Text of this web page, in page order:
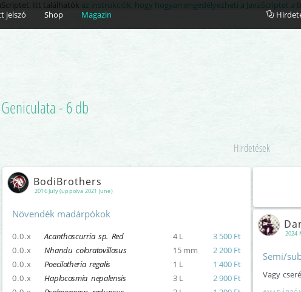
Itt találhatók az instrukciók, hogy hogyan engedélyezheti a JavaScriptet a
jelszó Shop Magazin
Geniculata - 6 db
Hirdetések
2016 July (uppolva 2021 June)
BodiBrothers
Növendék madárpókok
0.0.x Acanthoscurria sp. Red 4 L
3 500 Ft
0.0.x
Nhandu coloratovillosus 15 mm
2 200 Ft
0.0.x
Poecilotheria regalis 1 L
1 400 Ft
0.0.x
Haplocosmia nepalensis 3 L
2 900 Ft
2024
Semi/
Vagy